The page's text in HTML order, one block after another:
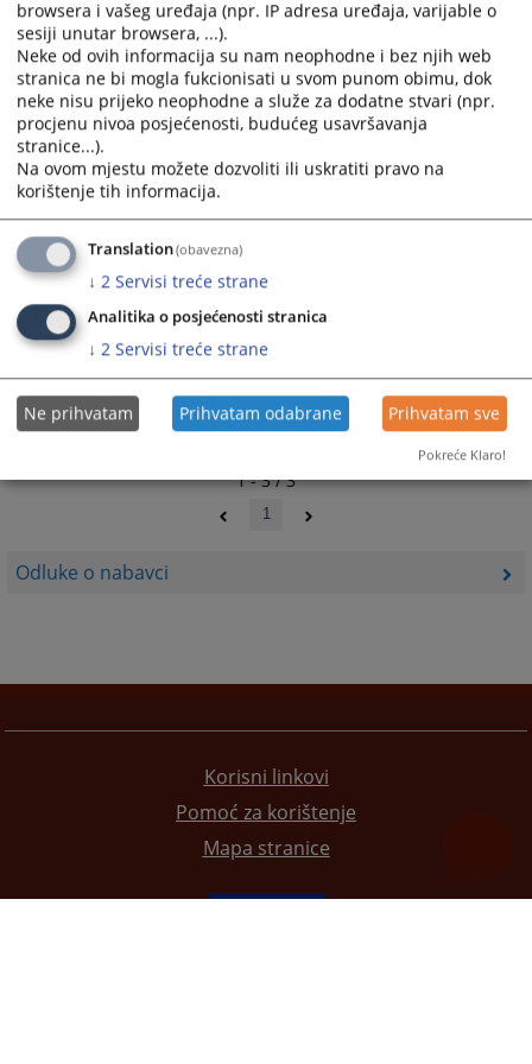
Odluke o nabavci
and
select
a
date.
Press
the
question
mark
key
get
the
keyboard
shortcuts
for
changing
dates.
and
select
a
date.
Press
question
mark
key
to
get
the
shortcuts
for
changing
dates.
20.05.2024.
Odluka o izboru izvođača
1 - 3 / 3
1
Korisni linkovi
Pomoć za korištenje
Mapa stranice
browsera i vašeg uređaja (npr. IP adresa uređaja, varijable o
sesiji unutar browsera, ...).
Neke od ovih informacija su nam neophodne i bez njih web
stranica ne bi mogla fukcionisati u svom punom obimu, dok
neke nisu prijeko neophodne a služe za dodatne stvari (npr.
procjenu nivoa posjećenosti, budućeg usavršavanja
stranice...).
Na ovom mjestu možete dozvoliti ili uskratiti pravo na
korištenje tih informacija.
Translation(obavezna)
↓ 2 Servisi treće strane
Analitika o posjećenosti stranica
↓ 2 Servisi treće strane
Ne prihvatam Prihvatam odabrane Prihvatam sve
Pokreće Klaro!